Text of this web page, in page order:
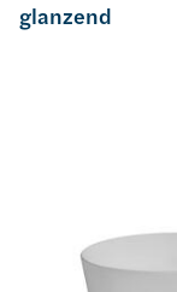
glanzend